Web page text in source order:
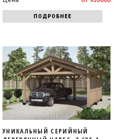
ПОДРОБНЕЕ
УНИКАЛЬНЫЙ СЕРИЙНЫЙ